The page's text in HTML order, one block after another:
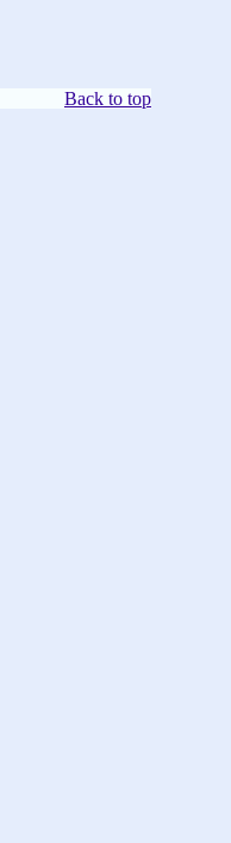
Back to top